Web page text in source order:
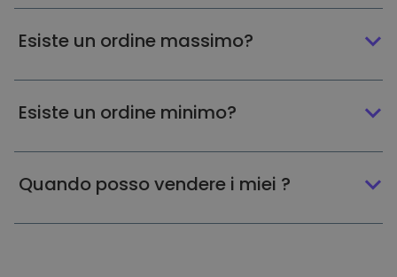
Esiste un ordine massimo?
Esiste un ordine minimo?
Quando posso vendere i miei ?